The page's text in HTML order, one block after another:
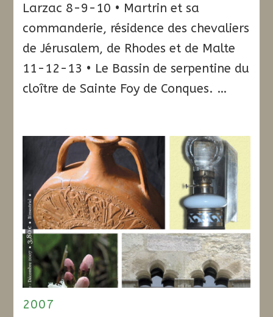
Larzac 8-9-10 • Martrin et sa
commanderie, résidence des chevaliers
de Jérusalem, de Rhodes et de Malte
11-12-13 • Le Bassin de serpentine du
cloître de Sainte Foy de Conques. …
2007